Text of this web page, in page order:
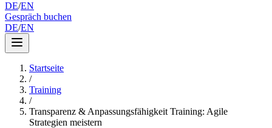
DE/EN
Gespräch buchen
DE/EN
Startseite
/
Training
/
Transparenz & Anpassungsfähigkeit Training: Agile
Strategien meistern